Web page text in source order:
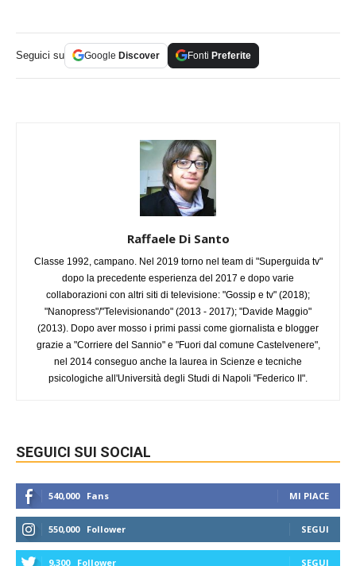
Seguici su Google Discover Fonti Preferite
Raffaele Di Santo
Classe 1992, campano. Nel 2019 torno nel team di "Superguida tv"
dopo la precedente esperienza del 2017 e dopo varie
collaborazioni con altri siti di televisione: "Gossip e tv" (2018);
"Nanopress"/"Televisionando" (2013 - 2017); "Davide Maggio"
(2013). Dopo aver mosso i primi passi come giornalista e blogger
grazie a "Corriere del Sannio" e "Fuori dal comune Castelvenere",
nel 2014 conseguo anche la laurea in Scienze e tecniche
psicologiche all'Università degli Studi di Napoli "Federico II".
SEGUICI SUI SOCIAL
540,000 Fans MI PIACE
550,000 Follower SEGUI
9,300 Follower SEGUI